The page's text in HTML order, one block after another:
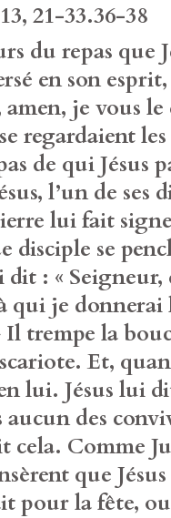
21-33.36-38
du repas que
en son
je vous le
regardaient
de qui Jésus
l’un de ses
lui fait
disciple se
: « Seigneur,
qui je
trempe la
Et,
lui. Jésus lui
des
Comme
que
pour la fête,